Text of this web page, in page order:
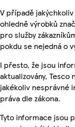
V případě
ohledně výrobků
pro služby
pokdu se nejedná o
I přesto, že jsou
aktualizovány,
jakékoliv nesprávné
práva dle zákona.
Tyto informace jsou